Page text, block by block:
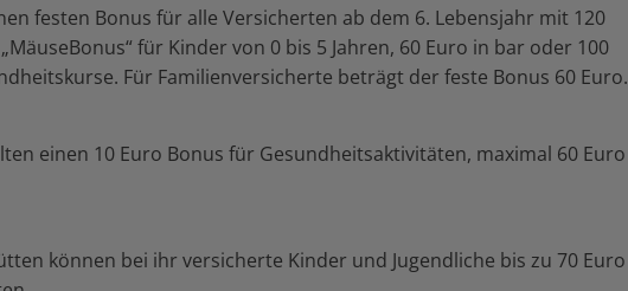
festen Bonus für alle Versicherten ab dem 6. Lebensjahr mit 120
für Kinder von 0 bis 5 Jahren, 60 Euro in bar oder 100
Für Familienversicherte beträgt der feste Bonus 60 Euro.
einen 10 Euro Bonus für Gesundheitsaktivitäten, maximal 60 Euro
können bei ihr versicherte Kinder und Jugendliche bis zu 70 Euro